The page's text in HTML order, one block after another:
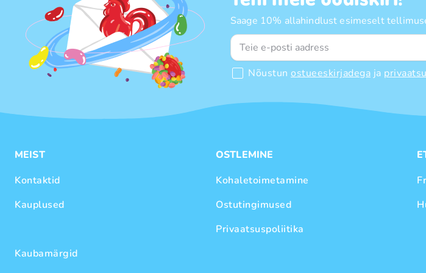
Saage 10% allahindlust esimeselt
Nõustun ostueeskirjadega ja
MEIST
Kontaktid
Kauplused
Kaubamärgid
OSTLEMINE
Kohaletoimetamine
Ostutingimused
Privaatsuspoliitika